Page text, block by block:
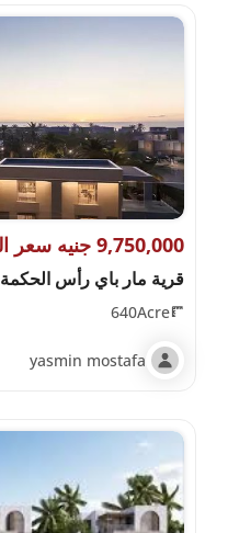
9,750,000 جنيه سعر الوحدة
قرية مار باي رأس الحكمة
640Acre
yasmin mostafa